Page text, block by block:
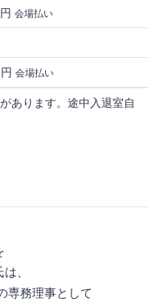
会場払い
会場払い
あります。途中入退室自
、
専務理事として